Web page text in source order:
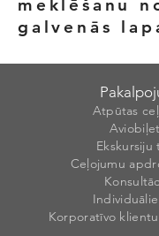
meklēšanu
galvenās
Atpūtas
Ekskursiju
Ceļojumu
Korporatīvo